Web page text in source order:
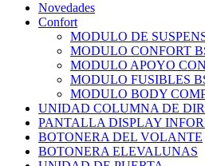
Novedades
Confort
MODULO DE
MODULO CONFORT
MODULO APOYO
MODULO FUSIBLES
MODULO BODY
UNIDAD COLUMNA DE
PANTALLA DISPLAY
BOTONERA DEL VOLANTE
BOTONERA ELEVALUNAS